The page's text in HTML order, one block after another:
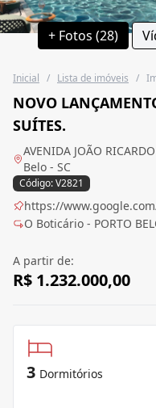
+ Fotos (28)
Inicial / Lista de imóveis /
NOVO
SUÍTES.
AVENIDA JOÃO
Belo - SC
Código: V2821
https://
O Boticário - PORTO
A partir de:
R$ 1.232.000,00
3 Dormitórios